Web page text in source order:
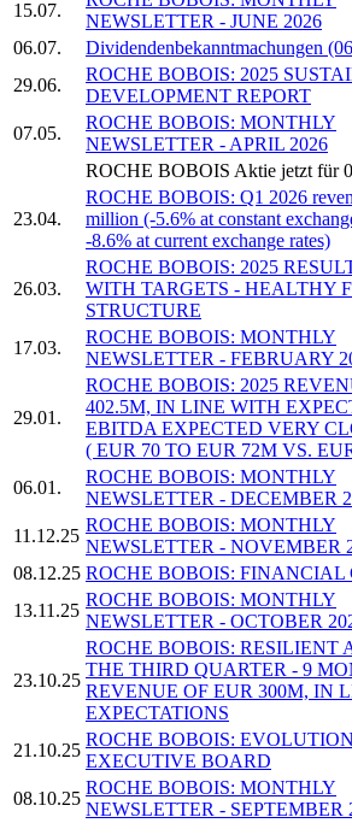
15.07.
NEWSLETTER - JUNE 2026
06.07.
Dividendenbekanntmachungen
29.06.
ROCHE BOBOIS: 2025
DEVELOPMENT REPORT
07.05.
ROCHE BOBOIS: MONTHLY
NEWSLETTER - APRIL 2026
ROCHE BOBOIS Aktie jetzt für
23.04.
ROCHE BOBOIS: Q1 2026
million (-5.6% at constant
-8.6% at current exchange rates)
26.03.
ROCHE BOBOIS: 2025
WITH TARGETS - HEALTHY
STRUCTURE
17.03.
ROCHE BOBOIS: MONTHLY
NEWSLETTER - FEBRUARY
29.01.
ROCHE BOBOIS: 2025
402.5M, IN LINE WITH
EBITDA EXPECTED VERY
( EUR 70 TO EUR 72M VS.
06.01.
ROCHE BOBOIS: MONTHLY
NEWSLETTER - DECEMBER
11.12.25
ROCHE BOBOIS: MONTHLY
NEWSLETTER - NOVEMBER
08.12.25 ROCHE BOBOIS: FINANCIAL
13.11.25
ROCHE BOBOIS: MONTHLY
NEWSLETTER - OCTOBER
23.10.25
ROCHE BOBOIS: RESILIENT
THE THIRD QUARTER - 9
REVENUE OF EUR 300M, IN
EXPECTATIONS
21.10.25
ROCHE BOBOIS:
EXECUTIVE BOARD
08.10.25
ROCHE BOBOIS: MONTHLY
NEWSLETTER - SEPTEMBER